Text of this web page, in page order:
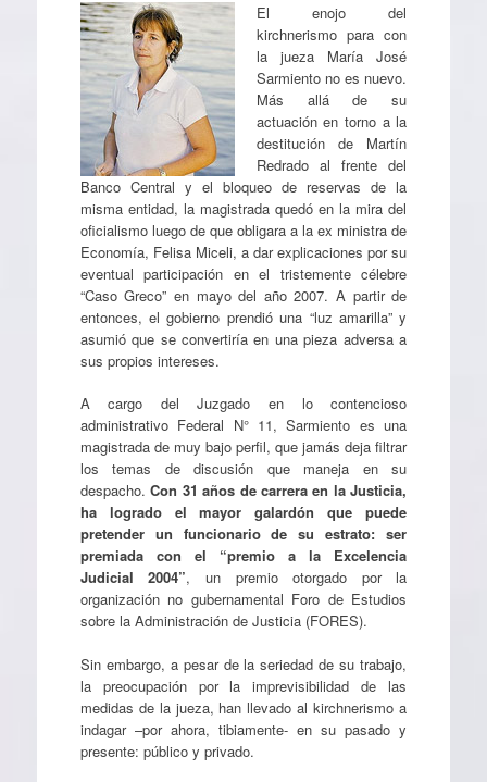
El enojo del
kirchnerismo para con
la jueza María José
Sarmiento no es nuevo.
Más allá de su
actuación en torno a la
destitución de Martín
Redrado al frente del
Banco Central y el bloqueo de reservas de la
misma entidad, la magistrada quedó en la mira del
oficialismo luego de que obligara a la ex ministra de
Economía, Felisa Miceli, a dar explicaciones por su
eventual participación en el tristemente célebre
“Caso Greco” en mayo del año 2007. A partir de
entonces, el gobierno prendió una “luz amarilla” y
asumió que se convertiría en una pieza adversa a
sus propios intereses.
A cargo del Juzgado en lo contencioso
administrativo Federal N° 11, Sarmiento es una
magistrada de muy bajo perfil, que jamás deja filtrar
los temas de discusión que maneja en su
despacho.Con 31 años de carrera en la Justicia,
ha logrado el mayor galardón que puede
pretender un funcionario de su estrato: ser
premiada con el “premio a la Excelencia
Judicial 2004”, un premio otorgado por la
organización no gubernamental Foro de Estudios
sobre la Administración de Justicia (FORES).
Sin embargo, a pesar de la seriedad de su trabajo,
la preocupación por la imprevisibilidad de las
medidas de la jueza, han llevado al kirchnerismo a
indagar –por ahora, tibiamente- en su pasado y
presente: público y privado.